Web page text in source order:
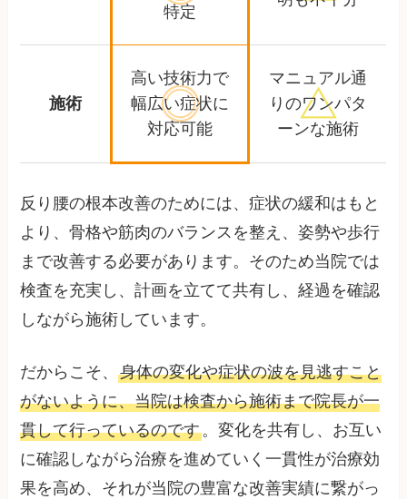
特定
施術
高い技術力で
幅広い症状に
対応可能
マニュアル通
りのワンパタ
ーンな施術
反り腰の根本改善のためには、症状の緩和はもと
より、骨格や筋肉のバランスを整え、姿勢や歩行
まで改善する必要があります。そのため当院では
検査を充実し、計画を立てて共有し、経過を確認
しながら施術しています。
だからこそ、身体の変化や症状の波を見逃すこと
がないように、当院は検査から施術まで院長が一
貫して行っているのです。変化を共有し、お互い
に確認しながら治療を進めていく一貫性が治療効
果を高め、それが当院の豊富な改善実績に繋がっ